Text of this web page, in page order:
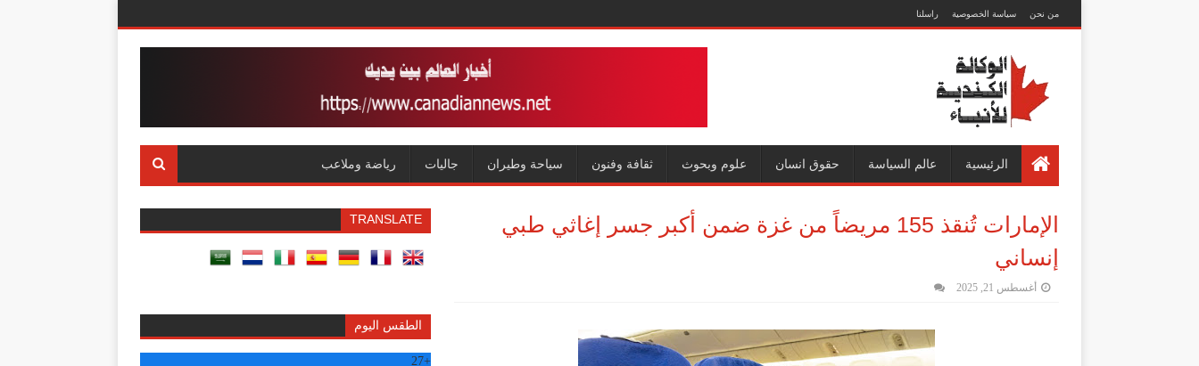
من نحن سياسة الخصوصية راسلنا
الرئيسية عالم السياسة حقوق انسان علوم وبحوث ثقافة وفنون سياحة وطيران جاليات رياضة وملاعب
الإمارات تُنقذ 155 مريضاً من غزة ضمن أكبر جسر إغاثي طبي
إنساني
أغسطس 21, 2025
TRANSLATE
الطقس اليوم
+
27